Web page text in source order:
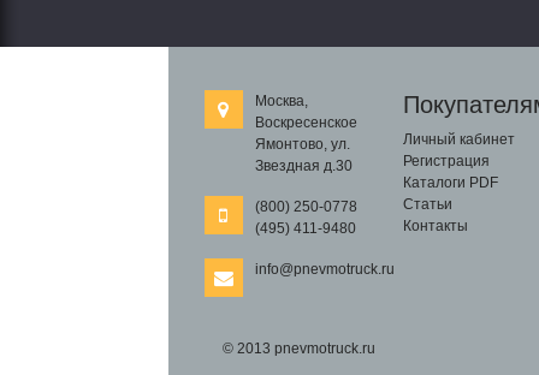
Москва,
Воскресенское
Ямонтово, ул.
Звездная д.30
(800) 250-0778
(495) 411-9480
info@pnevmotruck.ru
Личный кабинет
Регистрация
Каталоги PDF
Статьи
Контакты
© 2013 pnevmotruck.ru